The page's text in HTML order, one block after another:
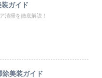
ガイド
清掃を徹底解説！
除美装ガイド